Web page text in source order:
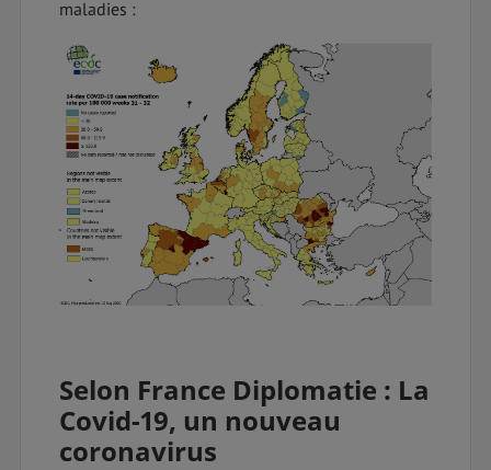
maladies :
Selon France Diplomatie : La
Covid-19, un nouveau
coronavirus